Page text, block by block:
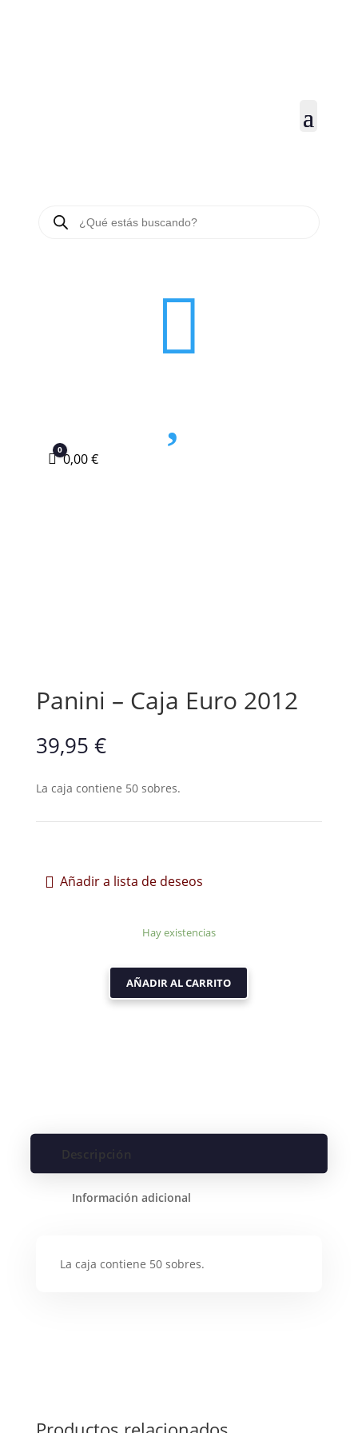
PRODUCTOS

Carro
0
0,00€
Panini – Caja Euro 2012
39,95 €
La caja contiene 50 sobres.
Añadir a lista de deseos
Hay existencias
AÑADIR AL CARRITO
Descripción
Información adicional
La caja contiene 50 sobres.